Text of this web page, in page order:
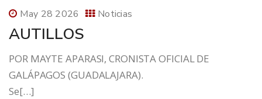
May 28 2026 Noticias
AUTILLOS
POR MAYTE APARASI, CRONISTA OFICIAL DE
GALÁPAGOS (GUADALAJARA).
Se[…]